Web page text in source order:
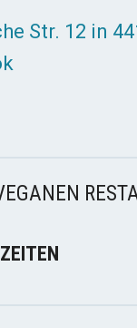
Str. 12 in